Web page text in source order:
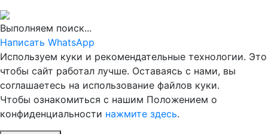
Выполняем поиск...
Написать WhatsApp
Используем куки и рекомендательные технологии. Это
чтобы сайт работал лучше. Оставаясь с нами, вы
соглашаетесь на использование файлов куки.
Чтобы ознакомиться с нашим Положением о
конфиденциальности нажмите здесь.